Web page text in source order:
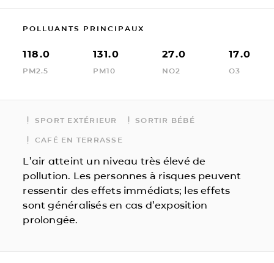
POLLUANTS PRINCIPAUX
118.0
PM2.5
131.0
PM10
27.0
NO2
17.0
O3
SPORT EXTÉRIEUR SORTIR BÉBÉ
CAFÉ EN TERRASSE
L’air atteint un niveau très élevé de
pollution. Les personnes à risques peuvent
ressentir des effets immédiats; les effets
sont généralisés en cas d’exposition
prolongée.